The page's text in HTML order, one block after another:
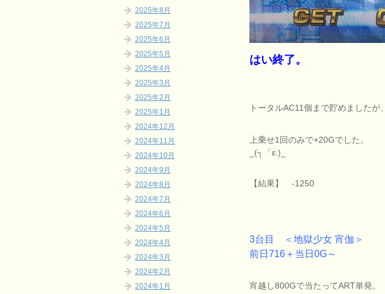
はい終了。
トータルAC11個まで貯めましたが、
上乗せ1回のみで+20Gでした。
_(┐「ε:)_
【結果】 -1250
3台目 ＜地獄少女 宵伽＞
前日716＋当日0G～
宵越し800Gで当たってART単発。
2025年8月
2025年7月
2025年6月
2025年5月
2025年4月
2025年3月
2025年2月
2025年1月
2024年12月
2024年11月
2024年10月
2024年9月
2024年8月
2024年7月
2024年6月
2024年5月
2024年4月
2024年3月
2024年2月
2024年1月